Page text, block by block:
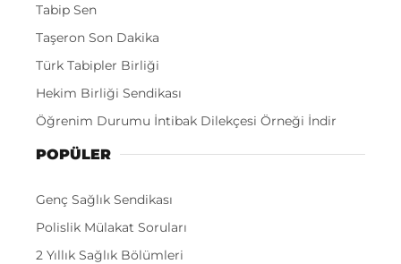
Tabip Sen
Taşeron Son Dakika
Türk Tabipler Birliği
Hekim Birliği Sendikası
Öğrenim Durumu İntibak Dilekçesi Örneği İndir
POPÜLER
Genç Sağlık Sendikası
Polislik Mülakat Soruları
2 Yıllık Sağlık Bölümleri